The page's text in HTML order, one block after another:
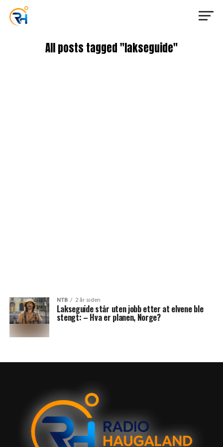
All posts tagged "lakseguide"
NTB 2 år siden
Lakseguide står uten jobb etter at elvene ble
stengt: – Hva er planen, Norge?